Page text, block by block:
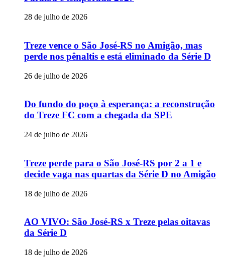
28 de julho de 2026
Treze vence o São José-RS no Amigão, mas
perde nos pênaltis e está eliminado da Série D
26 de julho de 2026
Do fundo do poço à esperança: a reconstrução
do Treze FC com a chegada da SPE
24 de julho de 2026
Treze perde para o São José-RS por 2 a 1 e
decide vaga nas quartas da Série D no Amigão
18 de julho de 2026
AO VIVO: São José-RS x Treze pelas oitavas
da Série D
18 de julho de 2026